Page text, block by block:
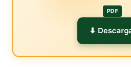
PDF
⬇